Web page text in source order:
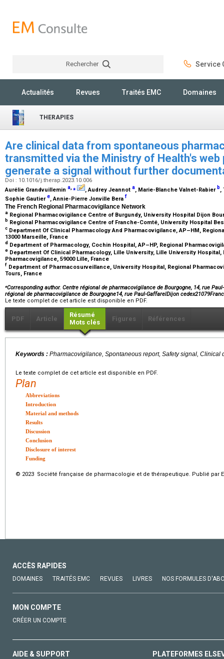
Rechercher Service
Actualités Revues Traités EMC Domaines
THERAPIES
Are clinical data from spontaneous
transmitted via the Ministry of Health's
generate a signal without further
Doi : 10.1016/j.therap.2023.10.006
Aurélie Grandvuillemin a,⁎ , Audrey Jeannot a, Marie-Blanche Valnet-Rabier b,
Sophie Gautiere, Annie-Pierre Jonville Bera f
The French Regional Pharmacovigilance Network
a Regional Pharmacovigilance Centre of Burgundy, University Hospital Dijon
b Regional Pharmacovigilance Centre of Franche-Comté, University Hospital
c Department Of Clinical Pharmacology And Pharmacovigilance, AP–HM,
13000 Marseille, France
d Department of Pharmacology, Cochin Hospital, AP–HP, Regional
e Department Of Clinical Pharmacology, Lille University, Lille University
Pharmacovigilance, 59000 Lille, France
f Department of Pharmacosurveillance, University Hospital, Regional
Tours, France
⁎Corresponding author. Centre régional de pharmacovigilance de Bourgogne, 14, rue
régional de pharmacovigilance de Bourgogne14, rue Paul-GaffarelDijon
Le texte complet de cet article est disponible en PDF.
PDF Article
Résumé
Mots clés
Figures Références
Keywords : Pharmacovigilance, Spontaneous report, Safety signal, Clinical
Le texte complet de cet article est disponible en PDF.
Plan
Abbreviations
Introduction
Material and methods
Results
Discussion
Conclusion
Disclosure of interest
Funding
© 2023 Société française de pharmacologie et de thérapeutique. Publié par
ACCÈS RAPIDES
DOMAINES TRAITÉS EMC REVUES LIVRES NOS FORMULES
MON COMPTE
CRÉER UN COMPTE
AIDE & SUPPORT PLATEFORMES